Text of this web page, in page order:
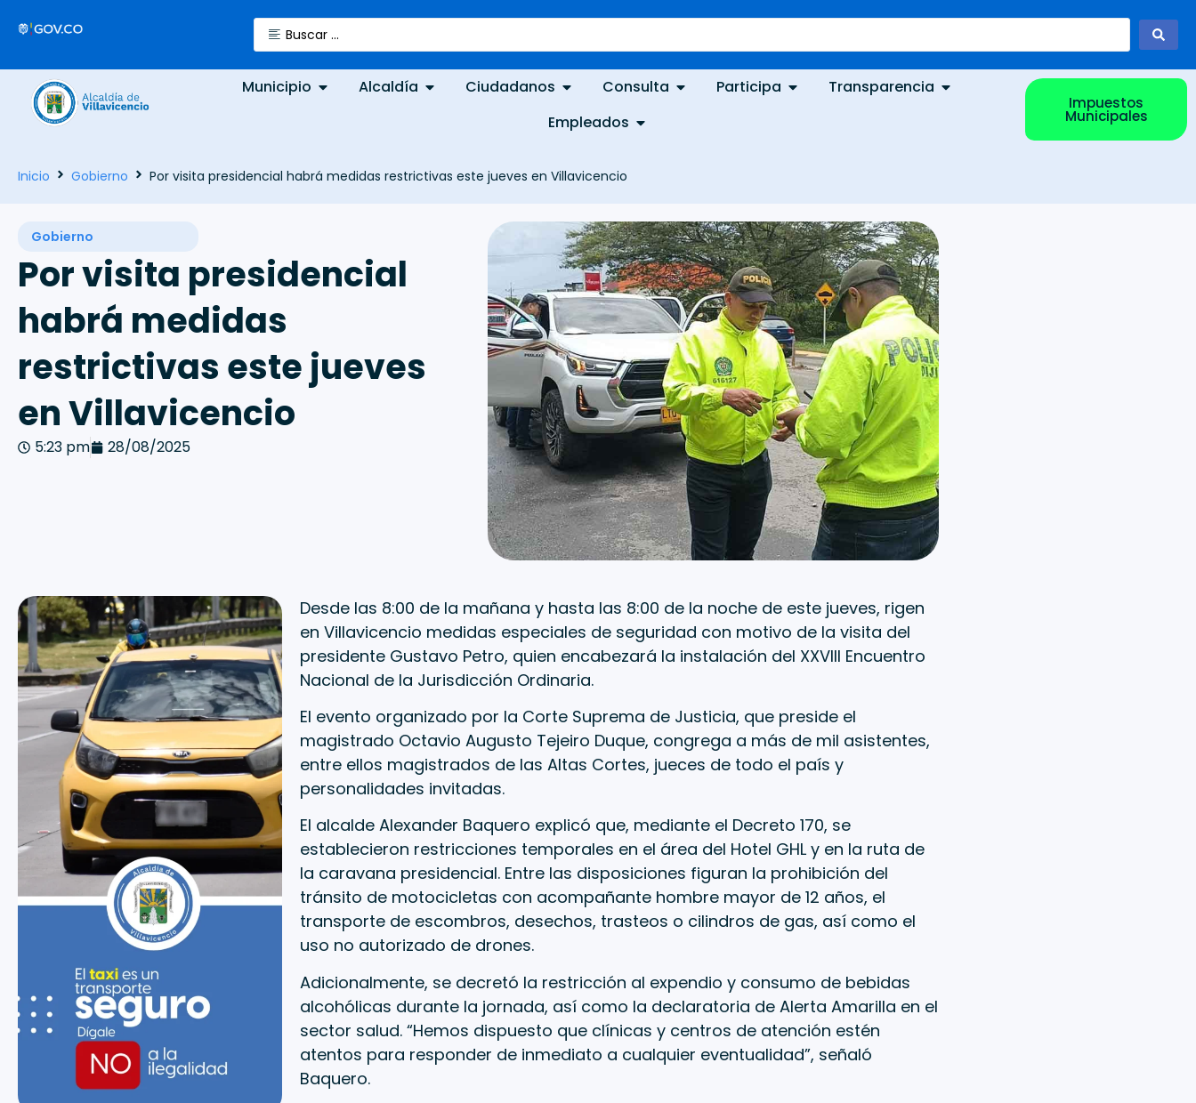
Municipio Alcaldía Ciudadanos Consulta Participa
Transparencia
Empleados
Impuestos
Municipales
Inicio Gobierno Por visita presidencial habrá medidas restrictivas este jueves en Villavicencio
Gobierno
Por visita presidencial
habrá medidas
restrictivas este jueves
en Villavicencio
5:23 pm 28/08/2025
Desde las 8:00 de la mañana y hasta las 8:00 de la noche de este jueves, rigen
en Villavicencio medidas especiales de seguridad con motivo de la visita del
presidente Gustavo Petro, quien encabezará la instalación del XXVIII Encuentro
Nacional de la Jurisdicción Ordinaria.
El evento organizado por la Corte Suprema de Justicia, que preside el
magistrado Octavio Augusto Tejeiro Duque, congrega a más de mil asistentes,
entre ellos magistrados de las Altas Cortes, jueces de todo el país y
personalidades invitadas.
El alcalde Alexander Baquero explicó que, mediante el Decreto 170, se
establecieron restricciones temporales en el área del Hotel GHL y en la ruta de
la caravana presidencial. Entre las disposiciones figuran la prohibición del
tránsito de motocicletas con acompañante hombre mayor de 12 años, el
transporte de escombros, desechos, trasteos o cilindros de gas, así como el
uso no autorizado de drones.
Adicionalmente, se decretó la restricción al expendio y consumo de bebidas
alcohólicas durante la jornada, así como la declaratoria de Alerta Amarilla en el
sector salud. “Hemos dispuesto que clínicas y centros de atención estén
atentos para responder de inmediato a cualquier eventualidad”, señaló
Baquero.